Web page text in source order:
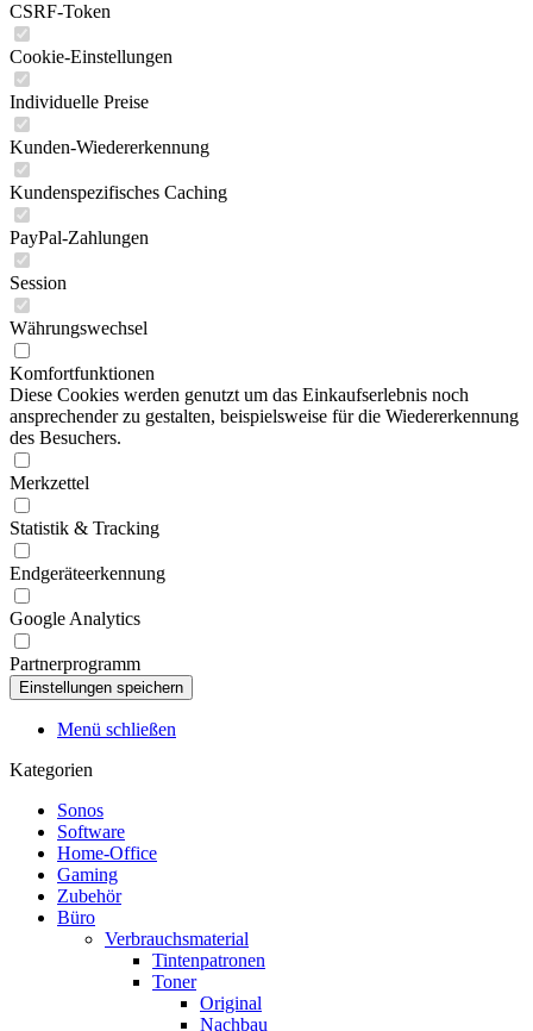
CSRF-Token
Cookie-Einstellungen
Individuelle Preise
Kunden-Wiedererkennung
Kundenspezifisches Caching
PayPal-Zahlungen
Session
Währungswechsel
Komfortfunktionen
Diese Cookies werden genutzt um das Einkaufserlebnis noch
ansprechender zu gestalten, beispielsweise für die Wiedererkennung
des Besuchers.
Merkzettel
Statistik & Tracking
Endgeräteerkennung
Google Analytics
Partnerprogramm
Menü schließen
Kategorien
Sonos
Software
Home-Office
Gaming
Zubehör
Büro
Verbrauchsmaterial
Tintenpatronen
Toner
Original
Nachbau